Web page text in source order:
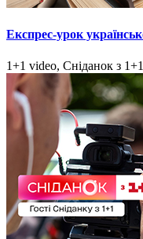
Експрес-урок
1+1 video, Сніданок з 1+1